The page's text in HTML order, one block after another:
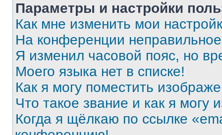
Параметры и настройки
Как мне изменить мои
На конференции
Я изменил часовой пояс, но
Моего языка нет в списке!
Как я могу поместить
Что такое звание и как я могу
Когда я щёлкаю по ссылке